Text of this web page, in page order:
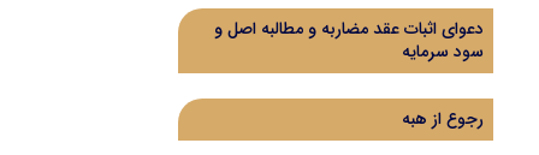
دعوای اثبات عقد مضاربه و مطالبه اصل و
سود سرمایه
رجوع از هبه